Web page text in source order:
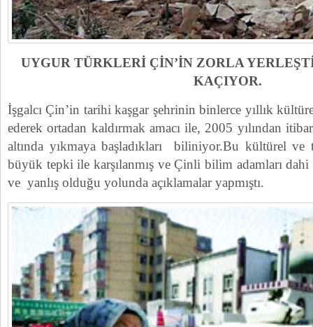
UYGUR TÜRKLERİ ÇİN’İN ZORLA
KAÇIYOR.
İşgalcı Çin’in tarihi kaşgar şehrinin binlerce yıllık
ederek ortadan kaldırmak amacı ile, 2005 yılından
altında yıkmaya başladıkları biliniyor.Bu kültürel ve
büyük tepki ile karşılanmış ve Çinli bilim adamları dahi
ve yanlış olduğu yolunda açıklamalar yapmıştı.